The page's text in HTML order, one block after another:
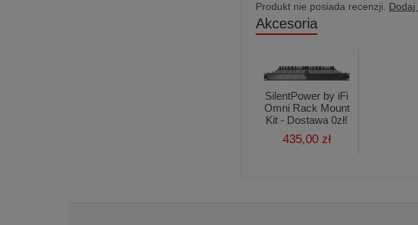
Produkt nie posiada recenzji. Dodaj
Akcesoria
SilentPower by iFi
Omni Rack Mount
Kit - Dostawa 0zł!
435,00 zł